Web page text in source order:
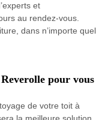
et
au rendez-vous.
dans n’importe quel
pour vous
de votre toit à